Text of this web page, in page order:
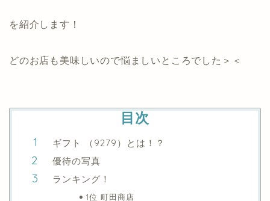
を紹介します！
どのお店も美味しいので悩ましいところでした＞＜
目次
ギフト （9279）とは！？
優待の写真
ランキング！
1位 町田商店